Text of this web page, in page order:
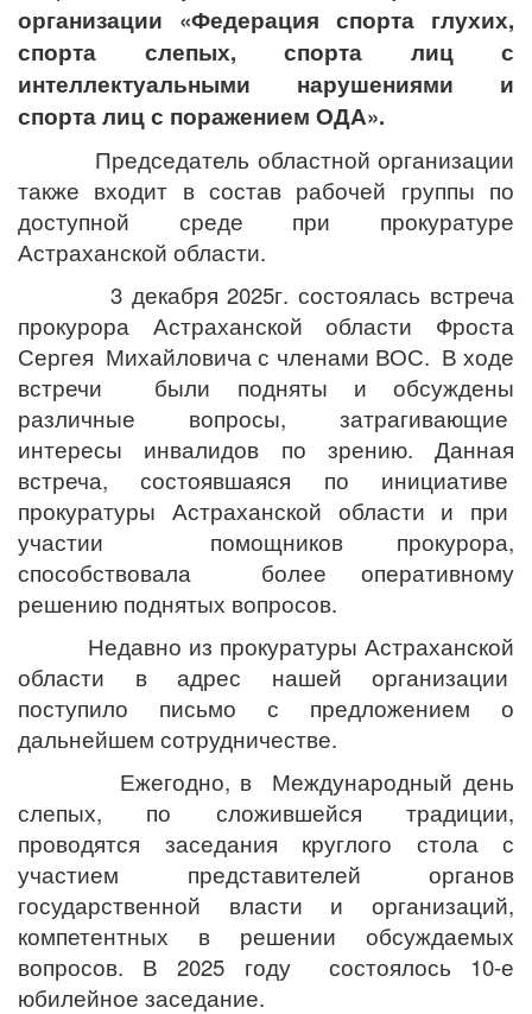
организации «Федерация спорта глухих,
спорта слепых, спорта лиц с
интеллектуальными нарушениями и
спорта лиц с поражением ОДА».
Председатель областной организации
также входит в состав рабочей группы по
доступной среде при прокуратуре
Астраханской области.
3 декабря 2025г. состоялась встреча
прокурора Астраханской области Фроста
Сергея Михайловича с членами ВОС. В ходе
встречи были подняты и обсуждены
различные вопросы, затрагивающие
интересы инвалидов по зрению. Данная
встреча, состоявшаяся по инициативе
прокуратуры Астраханской области и при
участии помощников прокурора,
способствовала более оперативному
решению поднятых вопросов.
Недавно из прокуратуры Астраханской
области в адрес нашей организации
поступило письмо с предложением о
дальнейшем сотрудничестве.
Ежегодно, в Международный день
слепых, по сложившейся традиции,
проводятся заседания круглого стола с
участием представителей органов
государственной власти и организаций,
компетентных в решении обсуждаемых
вопросов. В 2025 году состоялось 10-е
юбилейное заседание.